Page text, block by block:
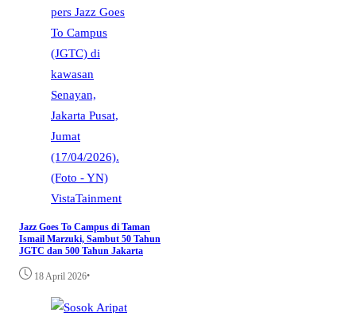
VistaTainment
Jazz Goes To Campus di Taman
Ismail Marzuki, Sambut 50 Tahun
JGTC dan 500 Tahun Jakarta
18 April 2026•